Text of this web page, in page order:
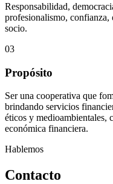
Responsabilidad,
profesionalismo,
socio.
03
Propósito
Ser una cooperativa que
brindando servicios
éticos y medioambientales,
económica financiera.
Hablemos
Contacto